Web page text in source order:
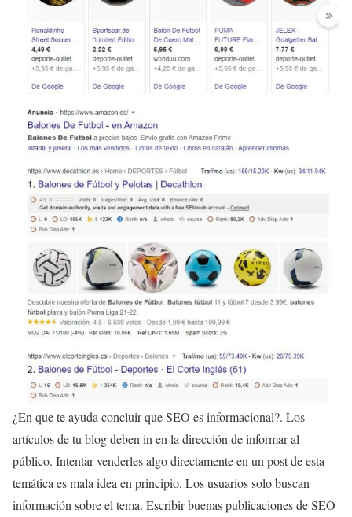
¿En que te ayuda concluir que SEO es informacional?. Los
artículos de tu blog deben in en la dirección de informar al
público. Intentar venderles algo directamente en un post de esta
temática es mala idea en principio. Los usuarios solo buscan
información sobre el tema. Escribir buenas publicaciones de SEO